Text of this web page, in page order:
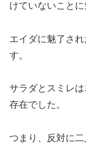
けていないこと
エイダに魅了さ
す。
サラダとスミレ
存在でした。
つまり、反対に